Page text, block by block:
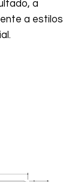
a
a estilos